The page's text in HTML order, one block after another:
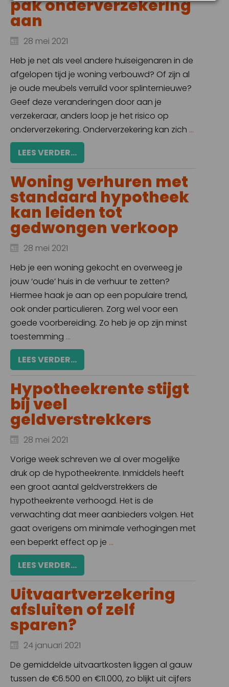
pak onderverzekering
aan
28 mei 2021
Heb je net als veel andere huiseigenaren in de
afgelopen tijd je woning verbouwd? Of zijn al
je oude meubels verruild voor splinternieuwe?
Geef deze veranderingen door aan je
verzekeraar, anders loop je het risico op
onderverzekering. Onderverzekering kan zich ...
LEES VERDER...
Woning verhuren met
standaard hypotheek
kan leiden tot
gedwongen verkoop
28 mei 2021
Heb je een woning gekocht en overweeg je
jouw ‘oude’ huis in de verhuur te zetten?
Hiermee haak je aan op een populaire trend,
ook onder particulieren. Zorg wel voor een
goede voorbereiding. Zo heb je op zijn minst
toestemming ...
LEES VERDER...
Hypotheekrente stijgt
bij veel
geldverstrekkers
28 mei 2021
Vorige week schreven we al over mogelijke
druk op de hypotheekrente. Inmiddels heeft
een groot aantal geldverstrekkers de
hypotheekrente verhoogd. Het is de
verwachting dat meer aanbieders volgen. Het
gaat overigens om minimale verhogingen met
een beperkt effect op je ...
LEES VERDER...
Uitvaartverzekering
afsluiten of zelf
sparen?
24 januari 2021
De gemiddelde uitvaartkosten liggen al gauw
tussen de €6.500 en €11.000, zo blijkt uit cijfers